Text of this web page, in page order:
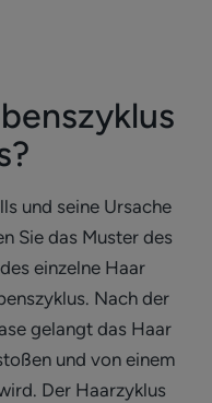
und seine Ursache
Sie das Muster des
einzelne Haar
Nach der
gelangt das Haar
und von einem
Der Haarzyklus